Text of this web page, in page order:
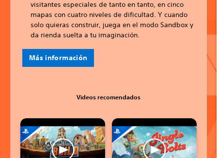
visitantes especiales de tanto en tanto, en cinco
mapas con cuatro niveles de dificultad. Y cuando
solo quieras construir, juega en el modo Sandbox y
da rienda suelta a tu imaginación.
Más información
Videos recomendados